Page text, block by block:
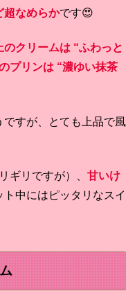
超なめらかです😍
のクリームは “ふわっと
プリンは “濃ゆい抹茶
すが、とても上品で風
ギリですが）、 甘いけ
ト中にはピッタリなスイ